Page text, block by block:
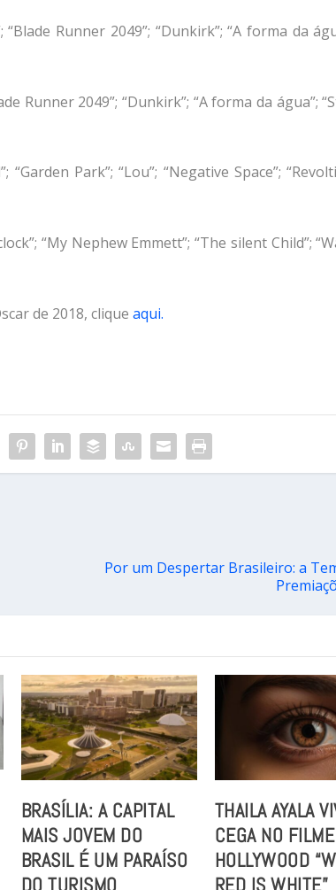
Runner 2049”; “Dunkirk”; “A forma da
Runner 2049”; “Dunkirk”; “A forma da água”;
“Garden Park”; “Lou”; “Negative Space”;
“My Nephew Emmett”; “The silent Child”;
de 2018, cliqueaqui.
Por um Despertar Brasileiro: a
BRASÍLIA: A CAPITAL
MAIS JOVEM DO
BRASIL É UM PARAÍSO
DO TURISMO
THAILA AYALA
CEGA NO
HOLLYWOOD
RED IS WHITE”